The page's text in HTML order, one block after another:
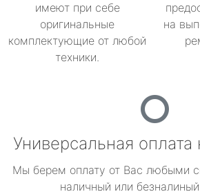
имеют при себе
оригинальные
комплектующие от любой
техники.
на
Универсальная оплата
Мы берем оплату от Вас любыми
наличный или